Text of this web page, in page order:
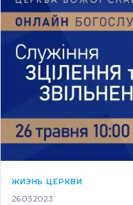
ЖИЗНЬ ЦЕРКВИ
26.03.2023